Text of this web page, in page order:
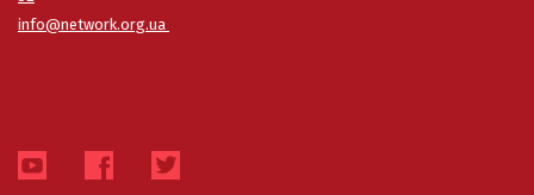
info@network.org.ua